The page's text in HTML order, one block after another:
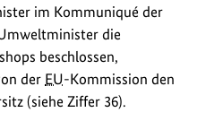
im Kommuniqué der
die
beschlossen,
der EU-Kommission den
(siehe Ziffer 36).